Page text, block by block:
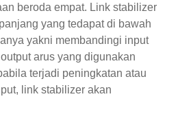
beroda empat. Link stabilizer
yang tedapat di bawah
yakni membandingi input
arus yang digunakan
terjadi peningkatan atau
link stabilizer akan